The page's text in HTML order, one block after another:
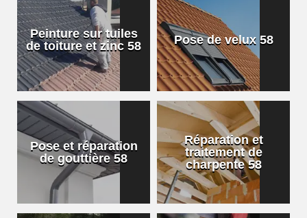
Peinture sur tuiles
de toiture et zinc 58
Pose de velux 58
Pose et réparation
de gouttière 58
Réparation et
traitement de
charpente 58